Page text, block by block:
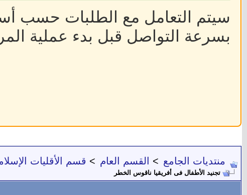
سيتم التعامل مع الطلبات حسب
بسرعة التواصل قبل بدء عملية
منتديات الجامع > القسم العام > قسم الأقليات
تجنيد الأطفال فى أفريقيا ناقوس الخطر